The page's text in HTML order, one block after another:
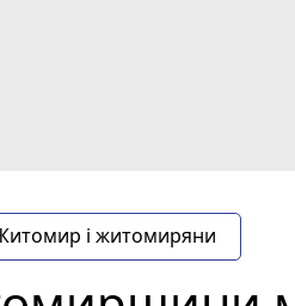
і житомиряни